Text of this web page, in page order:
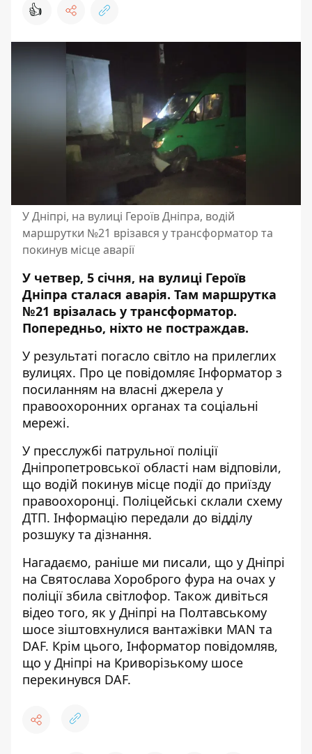
👍
У Дніпрі, на вулиці Героїв Дніпра, водій
маршрутки №21 врізався у трансформатор та
покинув місце аварії
У четвер, 5 січня, на вулиці Героїв
Дніпра сталася аварія. Там маршрутка
№21 врізалась у трансформатор.
Попередньо, ніхто не постраждав.
У результаті погасло світло на прилеглих
вулицях. Про це повідомляє Інформатор з
посиланням на власні джерела у
правоохоронних органах та соціальні
мережі.
У пресслужбі патрульної поліції
Дніпропетровської області нам відповіли,
що водій покинув місце події до приїзду
правоохоронці. Поліцейські склали схему
ДТП. Інформацію передали до відділу
розшуку та дізнання.
Нагадаємо, раніше ми писали, що у Дніпрі
на Святослава Хороброго фура на очах у
поліції збила світлофор. Також дивіться
відео того, як у Дніпрі на Полтавському
шосе зіштовхнулися вантажівки MAN та
DAF. Крім цього, Інформатор повідомляв,
що у Дніпрі на Криворізькому шосе
перекинувся DAF.